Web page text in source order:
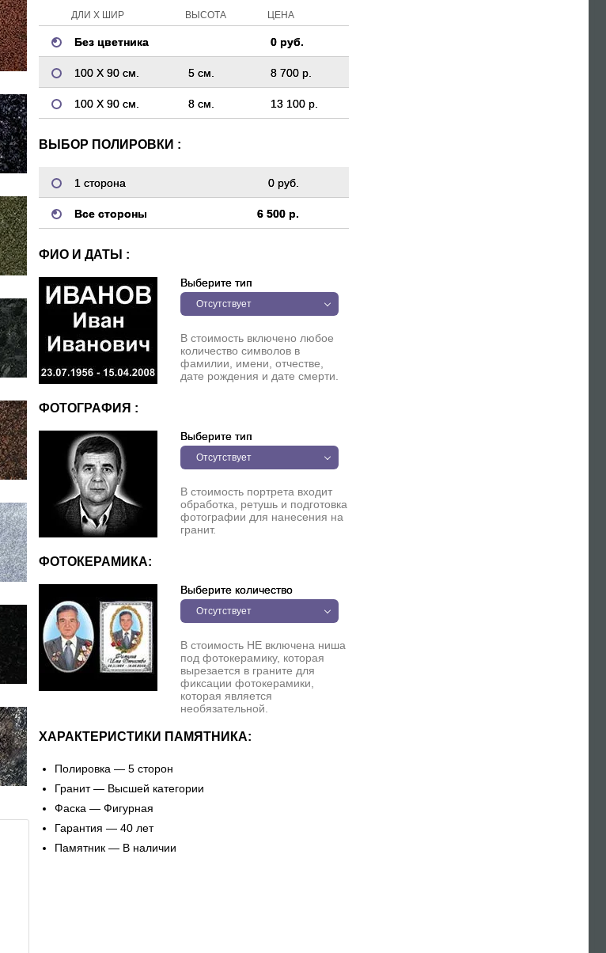
ДЛИ Х ШИР ВЫСОТА ЦЕНА
Без цветника 0 руб.
100 Х 90 см. 5 см. 8 700 р.
100 Х 90 см. 8 см. 13 100 р.
ВЫБОР ПОЛИРОВКИ :
1 сторона 0 руб.
Все стороны 6 500 р.
ФИО И ДАТЫ :
Выберите тип
Отсутствует
В стоимость включено любое
количество символов в
фамилии, имени, отчестве,
дате рождения и дате смерти.
ФОТОГРАФИЯ :
Выберите тип
Отсутствует
В стоимость портрета входит
обработка, ретушь и подготовка
фотографии для нанесения на
гранит.
ФОТОКЕРАМИКА:
Выберите количество
Отсутствует
В стоимость НЕ включена ниша
под фотокерамику, которая
вырезается в граните для
фиксации фотокерамики,
которая является
необязательной.
ХАРАКТЕРИСТИКИ ПАМЯТНИКА:
Полировка — 5 сторон
Гранит — Высшей категории
Фаска — Фигурная
Гарантия — 40 лет
Памятник — В наличии